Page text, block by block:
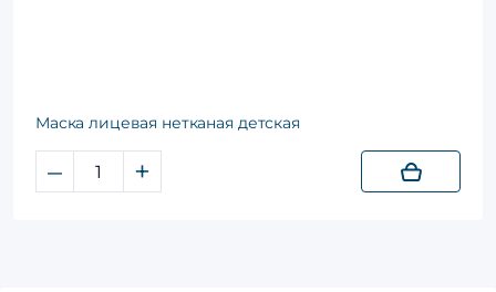
Маска лицевая нетканая детская
– +